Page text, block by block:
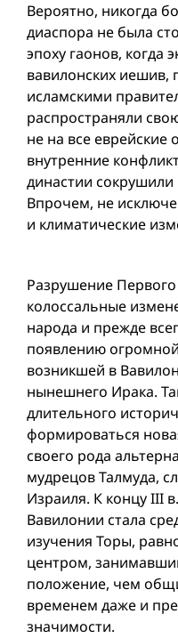
Вероятно, никогда
диаспора не была
эпоху гаонов, когда
вавилонских
исламскими
распространяли
не на все
внутренние
династии
Впрочем, не
и климатические
Разрушение
колоссальные
народа и прежде
появлению
возникшей в
нынешнего Ирака.
длительного
формироваться
своего рода
мудрецов Талмуда,
Израиля. К концу III
Вавилонии стала
изучения Торы,
центром,
положение, чем
временем даже и
значимости.